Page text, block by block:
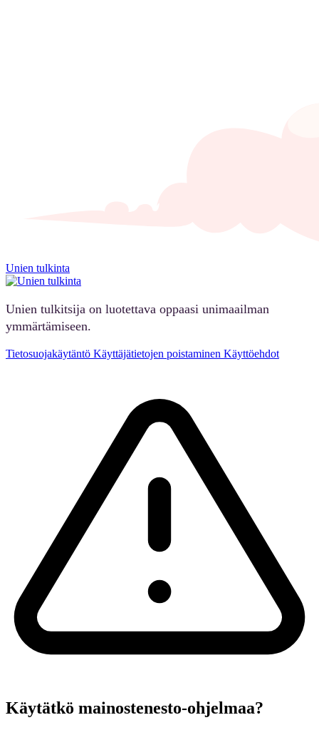
Unien tulkinta
Unien tulkitsija on luotettava oppaasi unimaailman
ymmärtämiseen.
Tietosuojakäytäntö Käyttäjätietojen poistaminen Käyttöehdot
Käytätkö mainostenesto-ohjelmaa?